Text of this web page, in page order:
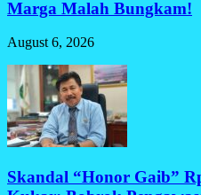
Marga Malah Bungkam!
August 6, 2026
Skandal “Honor Gaib”